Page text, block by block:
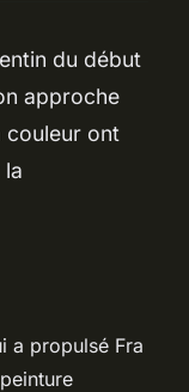
du début
approche
couleur ont
a propulsé Fra